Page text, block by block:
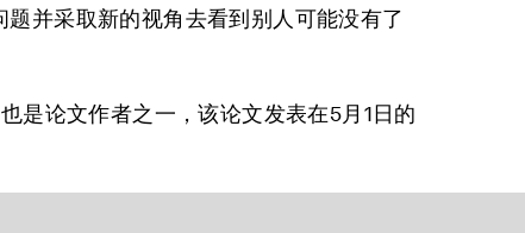
并采取新的视角去看到别人可能没有了
是论文作者之一，该论文发表在5月1日的